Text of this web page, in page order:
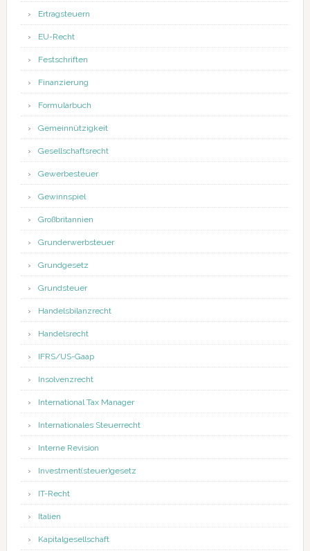
Ertragsteuern
EU-Recht
Festschriften
Finanzierung
Formularbuch
Gemeinnützigkeit
Gesellschaftsrecht
Gewerbesteuer
Gewinnspiel
Großbritannien
Grunderwerbsteuer
Grundgesetz
Grundsteuer
Handelsbilanzrecht
Handelsrecht
IFRS/US-Gaap
Insolvenzrecht
International Tax Manager
Internationales Steuerrecht
Interne Revision
Investment(steuer)gesetz
IT-Recht
Italien
Kapitalgesellschaft